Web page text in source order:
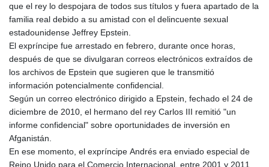
que el rey lo despojara de todos sus títulos y fuera apartado de la
familia real debido a su amistad con el delincuente sexual
estadounidense Jeffrey Epstein.
El expríncipe fue arrestado en febrero, durante once horas,
después de que se divulgaran correos electrónicos extraídos de
los archivos de Epstein que sugieren que le transmitió
información potencialmente confidencial.
Según un correo electrónico dirigido a Epstein, fechado el 24 de
diciembre de 2010, el hermano del rey Carlos III remitió "un
informe confidencial" sobre oportunidades de inversión en
Afganistán.
En ese momento, el expríncipe Andrés era enviado especial de
Reino Unido para el Comercio Internacional, entre 2001 y 2011